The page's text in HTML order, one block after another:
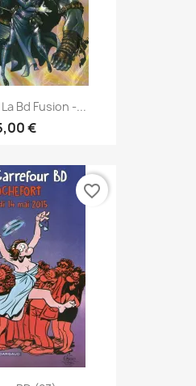
Bd Fusion -...
€
favorite_border